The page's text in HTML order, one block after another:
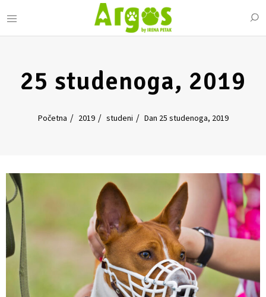
25 studenoga, 2019
Početna 2019 studeni Dan 25 studenoga, 2019